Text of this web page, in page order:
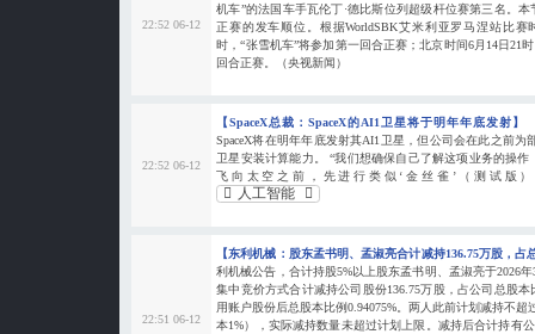
22:52 06-12
机车”的法国车手瓦伦丁·德比斯位列超级杆位赛第三名。
正赛的发车顺位。根据WorldSBK艾米利亚罗马涅站比赛
时，“张雪机车”将参加第一回合正赛；北京时间6月14日21
回合正赛。（央视新闻）
22:52 06-12
【SpaceX总裁：SpaceX的AI1卫星将于明年年底发射】
SpaceX将在明年年底发射其AI1卫星，但公司会在此之前为
卫星安装计算能力。 “我们想确保自己了解这项业务的操作
飞向太空之前，先进行类似‘金丝雀’（测试版
人工智能
22:51 06-12
【东利机械：股东孟书明、孟淑亮合计减持136.75万股，占
利机械公告，合计持股5%以上股东孟书明、孟淑亮于2026
集中竞价方式合计减持公司股份136.75万股，占公司总股本
用账户股份后总股本比例0.94075%。两人此前计划减持不超
本1%），实际减持数量未超过计划上限。减持后合计持有